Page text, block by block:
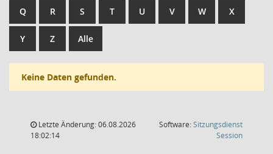
Q R S T U V W X
Y Z Alle
Keine Daten gefunden.
Letzte Änderung: 06.08.2026
18:02:14
Software:Sitzungsdienst
Session(Wird in